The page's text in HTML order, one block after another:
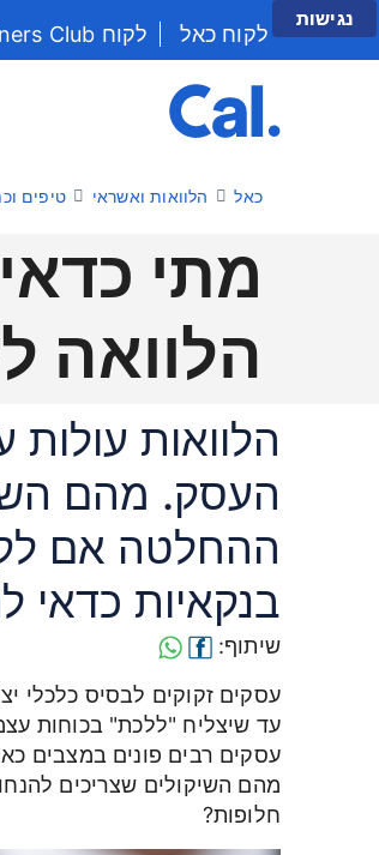
לקוח כאל לקוח Diners Club
כאל הלוואות ואשראי טיפים
מתי
הלוואה
הלוואות
העסק. מהם
ההחלטה אם
בנקאיות כדאי
שיתוף:
עסקים זקוקים לבסיס כלכלי
עד שיצליח "ללכת" בכוחות
עסקים רבים פונים במצבים
מהם השיקולים שצריכים
חלופות?
נגישות